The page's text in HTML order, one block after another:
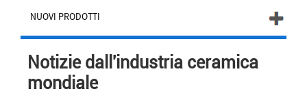
NUOVI PRODOTTI
Notizie dall'industria ceramica
mondiale